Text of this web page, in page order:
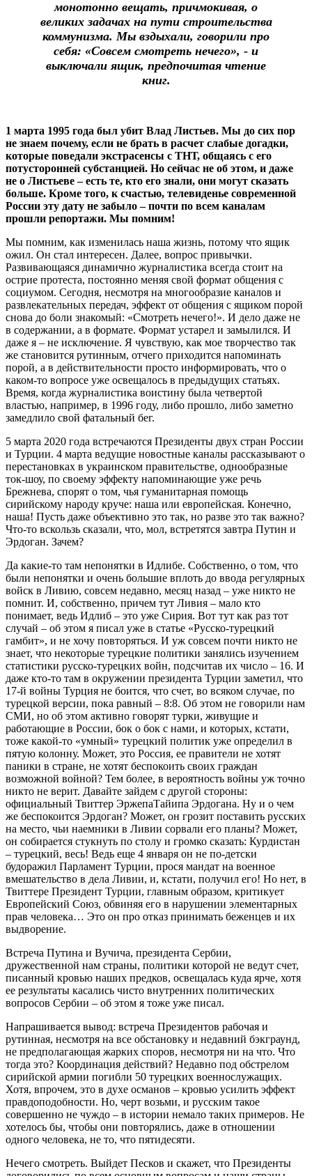
монотонно вещать, причмокивая, о
великих задачах на пути строительства
коммунизма. Мы вздыхали, говорили про
себя: «Совсем смотреть нечего», - и
выключали ящик, предпочитая чтение
книг.
1 марта 1995 года был убит Влад Листьев. Мы до сих пор
не знаем почему, если не брать в расчет слабые догадки,
которые поведали экстрасенсы с ТНТ, общаясь с его
потусторонней субстанцией. Но сейчас не об этом, и даже
не о Листьеве – есть те, кто его знали, они могут сказать
больше. Кроме того, к счастью, телевиденье современной
России эту дату не забыло – почти по всем каналам
прошли репортажи. Мы помним!
Мы помним, как изменилась наша жизнь, потому что ящик
ожил. Он стал интересен. Далее, вопрос привычки.
Развивающаяся динамично журналистика всегда стоит на
острие протеста, постоянно меняя свой формат общения с
социумом. Сегодня, несмотря на многообразие каналов и
развлекательных передач, эффект от общения с ящиком порой
снова до боли знакомый: «Смотреть нечего!». И дело даже не
в содержании, а в формате. Формат устарел и замылился. И
даже я – не исключение. Я чувствую, как мое творчество так
же становится рутинным, отчего приходится напоминать
порой, а в действительности просто информировать, что о
каком-то вопросе уже освещалось в предыдущих статьях.
Время, когда журналистика воистину была четвертой
властью, например, в 1996 году, либо прошло, либо заметно
замедлило свой фатальный бег.
5 марта 2020 года встречаются Президенты двух стран России
и Турции. 4 марта ведущие новостные каналы рассказывают о
перестановках в украинском правительстве, однообразные
ток-шоу, по своему эффекту напоминающие уже речь
Брежнева, спорят о том, чья гуманитарная помощь
сирийскому народу круче: наша или европейская. Конечно,
наша! Пусть даже объективно это так, но разве это так важно?
Что-то вскользь сказали, что, мол, встретятся завтра Путин и
Эрдоган. Зачем?
Да какие-то там непонятки в Идлибе. Собственно, о том, что
были непонятки и очень большие вплоть до ввода регулярных
войск в Ливию, совсем недавно, месяц назад – уже никто не
помнит. И, собственно, причем тут Ливия – мало кто
понимает, ведь Идлиб – это уже Сирия. Вот тут как раз тот
случай – об этом я писал уже в статье «Русско-турецкий
гамбит», и не хочу повторяться. И уж совсем почти никто не
знает, что некоторые турецкие политики занялись изучением
статистики русско-турецких войн, подсчитав их число – 16. И
даже кто-то там в окружении президента Турции заметил, что
17-й войны Турция не боится, что счет, во всяком случае, по
турецкой версии, пока равный – 8:8. Об этом не говорили нам
СМИ, но об этом активно говорят турки, живущие и
работающие в России, бок о бок с нами, и которых, кстати,
тоже какой-то «умный» турецкий политик уже определил в
пятую колонну. Может, это Россия, ее правители не хотят
паники в стране, не хотят беспокоить своих граждан
возможной войной? Тем более, в вероятность войны уж точно
никто не верит. Давайте зайдем с другой стороны:
официальный Твиттер ЭржепаТайипа Эрдогана. Ну и о чем
же беспокоится Эрдоган? Может, он грозит поставить русских
на место, чьи наемники в Ливии сорвали его планы? Может,
он собирается стукнуть по столу и громко сказать: Курдистан
– турецкий, весь! Ведь еще 4 января он не по-детски
будоражил Парламент Турции, прося мандат на военное
вмешательство в дела Ливии, и, кстати, получил его! Но нет, в
Твиттере Президент Турции, главным образом, критикует
Европейский Союз, обвиняя его в нарушении элементарных
прав человека… Это он про отказ принимать беженцев и их
выдворение.
Встреча Путина и Вучича, президента Сербии,
дружественной нам страны, политики которой не ведут счет,
писанный кровью наших предков, освещалась куда ярче, хотя
ее результаты касались чисто внутренних политических
вопросов Сербии – об этом я тоже уже писал.
Напрашивается вывод: встреча Президентов рабочая и
рутинная, несмотря на все обстановку и недавний бэкграунд,
не предполагающая жарких споров, несмотря ни на что. Что
тогда это? Координация действий? Недавно под обстрелом
сирийской армии погибли 50 турецких военнослужащих.
Хотя, впрочем, это в духе османов – кровью усилить эффект
правдоподобности. Но, черт возьми, и русским такое
совершенно не чуждо – в истории немало таких примеров. Не
хотелось бы, чтобы они повторялись, даже в отношении
одного человека, не то, что пятидесяти.
Нечего смотреть. Выйдет Песков и скажет, что Президенты